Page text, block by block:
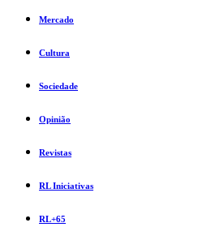
Mercado
Cultura
Sociedade
Opinião
Revistas
RL Iniciativas
RL+65